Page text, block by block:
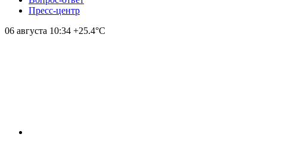
Пресс-центр
06 августа 10:34 +25.4°С